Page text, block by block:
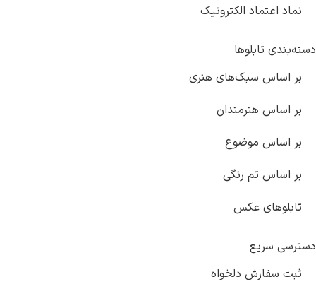
الکترونیک
سبک‌های هنری
هنرمندان
موضوع
تم رنگی
عکس
دلخواه